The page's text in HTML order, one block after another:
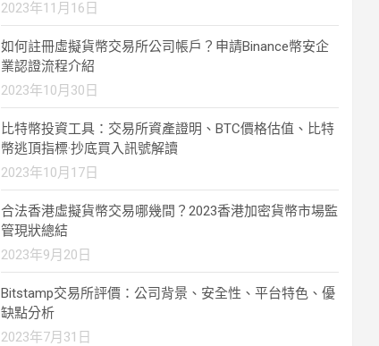
2023年11月16日
如何註冊虛擬貨幣交易所公司帳戶？申請Binance幣安企
業認證流程介紹
2023年10月30日
比特幣投資工具：交易所資產證明、BTC價格估值、比特
幣逃頂指標·抄底買入訊號解讀
2023年10月17日
合法香港虛擬貨幣交易哪幾間？2023香港加密貨幣市場監
管現狀總結
2023年9月20日
Bitstamp交易所評價：公司背景、安全性、平台特色、優
缺點分析
2023年7月31日